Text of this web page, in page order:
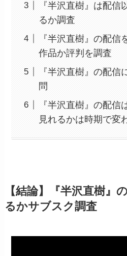
『半沢直樹』は配信
るか調査
『半沢直樹』の配信
作品か評判を調査
『半沢直樹』の配信
問
『半沢直樹』の配信
見れるかは時期で変
【結論】『半沢直樹』
るかサブスク調査